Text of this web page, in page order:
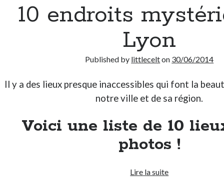
10 endroits
Lyon
Published by littlecelton 30/06/2014
Il y a des lieux presque inaccessibles qui font la
notre ville et de sa région.
Voici une liste de 10
photos !
Lire la suite10